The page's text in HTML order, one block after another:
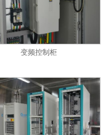
变频控制柜